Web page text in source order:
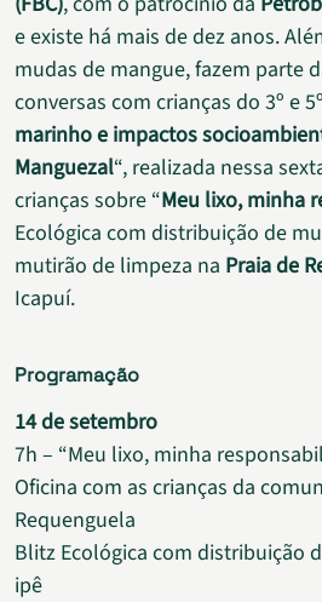
e existe há mais de dez anos.
mudas de mangue, fazem parte
conversas com crianças do 3º e
marinho e impactos
Manguezal“, realizada nessa
crianças sobre “Meu lixo, minha
Ecológica com distribuição de
mutirão de limpeza na Praia de
Icapuí.
Programação
14 de setembro
7h – “Meu lixo, minha
Oficina com as crianças da
Requenguela
Blitz Ecológica com distribuição
ipê